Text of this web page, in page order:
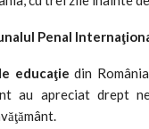
Penal
educaţie din
au apreciat drept